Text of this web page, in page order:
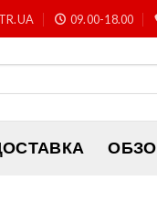
09.00-18.00